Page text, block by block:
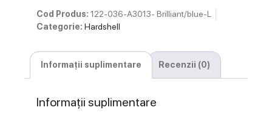
Cod Produs: 122-036-A3013- Brilliant/blue-L
Categorie: Hardshell
Informații suplimentare Recenzii (0)
Informații suplimentare